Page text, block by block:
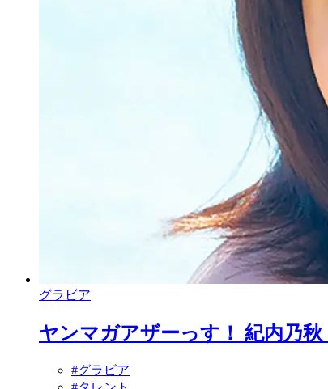
グラビア
ヤンマガアザーっす！ 紀内乃
#グラビア